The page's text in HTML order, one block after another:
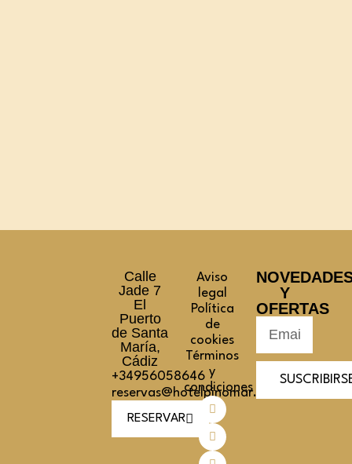
Calle
Jade 7
El
Puerto
de Santa
María,
Cádiz
+34956058646
reservas@hotelpinomar.com
RESERVAR
Aviso
legal
Política
de
cookies
Términos
y
condiciones
Y
OFERTAS